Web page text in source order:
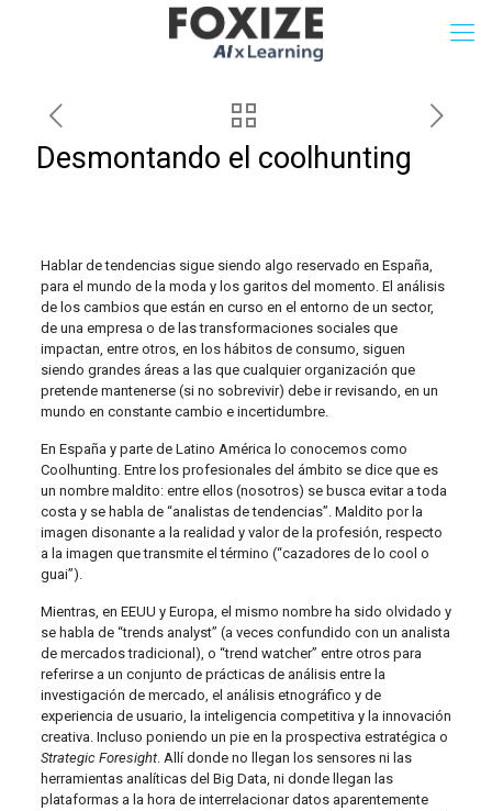
Desmontando el coolhunting
Hablar de tendencias sigue siendo algo reservado en España,
para el mundo de la moda y los garitos del momento. El análisis
de los cambios que están en curso en el entorno de un sector,
de una empresa o de las transformaciones sociales que
impactan, entre otros, en los hábitos de consumo, siguen
siendo grandes áreas a las que cualquier organización que
pretende mantenerse (si no sobrevivir) debe ir revisando, en un
mundo en constante cambio e incertidumbre.
En España y parte de Latino América lo conocemos como
Coolhunting. Entre los profesionales del ámbito se dice que es
un nombre maldito: entre ellos (nosotros) se busca evitar a toda
costa y se habla de “analistas de tendencias”. Maldito por la
imagen disonante a la realidad y valor de la profesión, respecto
a la imagen que transmite el término (“cazadores de lo cool o
guai”).
Mientras, en EEUU y Europa, el mismo nombre ha sido olvidado y
se habla de “trends analyst” (a veces confundido con un analista
de mercados tradicional), o “trend watcher” entre otros para
referirse a un conjunto de prácticas de análisis entre la
investigación de mercado, el análisis etnográfico y de
experiencia de usuario, la inteligencia competitiva y la innovación
creativa. Incluso poniendo un pie en la prospectiva estratégica o
Strategic Foresight. Allí donde no llegan los sensores ni las
herramientas analíticas del Big Data, ni donde llegan las
plataformas a la hora de interrelacionar datos aparentemente